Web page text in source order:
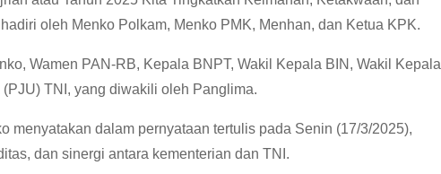
oleh Menko Polkam, Menko PMK, Menhan, dan Ketua KPK.
Wamen PAN-RB, Kepala BNPT, Wakil Kepala BIN, Wakil Kepala
TNI, yang diwakili oleh Panglima.
menyatakan dalam pernyataan tertulis pada Senin (17/3/2025),
dan sinergi antara kementerian dan TNI.